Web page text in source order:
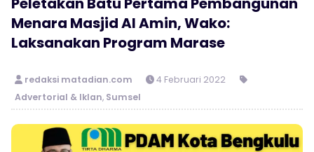
Menara Masjid Al Amin, Wako:
Laksanakan Program Marase
redaksi matadian.com
4 Februari 2022
Advertorial & Iklan, Sumsel